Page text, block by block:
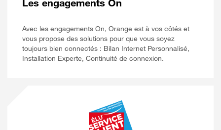
Les engagements On
Avec les engagements On, Orange est à vos côtés et
vous propose des solutions pour que vous soyez
toujours bien connectés : Bilan Internet Personnalisé,
Installation Experte, Continuité de connexion.